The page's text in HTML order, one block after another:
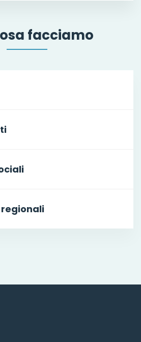
facciamo
regionali